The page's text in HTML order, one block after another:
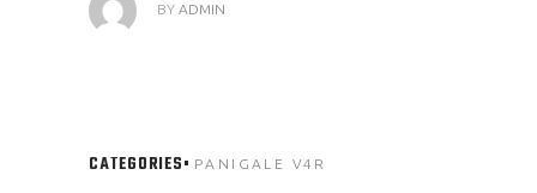
BY ADMIN
CATEGORIES PANIGALE V4R